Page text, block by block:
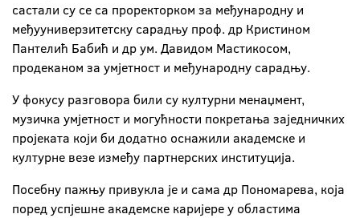
састали су се са проректорком за међународну и
међууниверзитетску сарадњу проф. др Кристином
Пантелић Бабић и др ум. Давидом Мастикосом,
продеканом за умјетност и међународну сарадњу.
У фокусу разговора били су културни менаџмент,
музичка умјетност и могућности покретања заједничких
пројеката који би додатно оснажили академске и
културне везе између партнерских институција.
Посебну пажњу привукла је и сама др Пономарева, која
поред успјешне академске каријере у областима